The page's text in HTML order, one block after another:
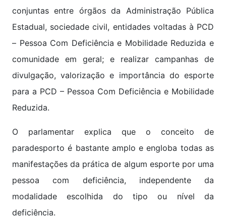
conjuntas entre órgãos da Administração Pública
Estadual, sociedade civil, entidades voltadas à PCD
– Pessoa Com Deficiência e Mobilidade Reduzida e
comunidade em geral; e realizar campanhas de
divulgação, valorização e importância do esporte
para a PCD – Pessoa Com Deficiência e Mobilidade
Reduzida.
O parlamentar explica que o conceito de
paradesporto é bastante amplo e engloba todas as
manifestações da prática de algum esporte por uma
pessoa com deficiência, independente da
modalidade escolhida do tipo ou nível da
deficiência.